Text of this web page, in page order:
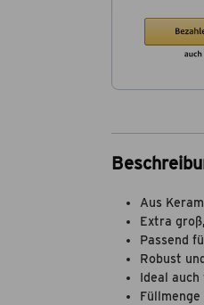
Aus
Extra
Passend
Robust
Ideal